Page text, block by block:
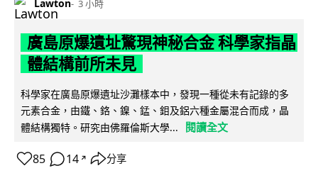
Lawton 3 小時
廣島原爆遺址驚現神秘合金 科學家指晶
體結構前所未見
科學家在廣島原爆遺址沙灘樣本中，發現一種從未有記錄的多
元素合金，由鐵、鉻、鎳、錳、鉬及鋁六種金屬混合而成，晶
體結構獨特。研究由佛羅倫斯大學...
閱讀全文
85 14 ↗ 分享